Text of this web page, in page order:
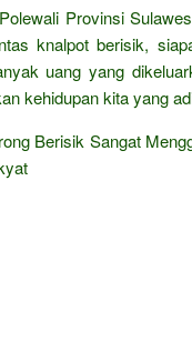
Provinsi
knalpot berisik,
uang yang
kehidupan kita yang
Berisik Sangat